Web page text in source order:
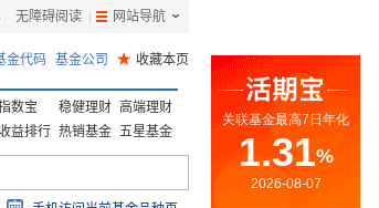
无障碍阅读 网站导航
金代码 基金公司 ★ 收藏本页
数宝 稳健理财 高端理财
收益排行 热销基金 五星基金